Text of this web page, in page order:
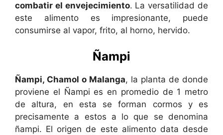
combatir el envejecimiento. La versatilidad de
este alimento es impresionante, puede
consumirse al vapor, frito, al horno, hervido.
Ñampi
Ñampi, Chamol o Malanga, la planta de donde
proviene el Ñampi es en promedio de 1 metro
de altura, en esta se forman cormos y es
precisamente a estos a lo que se denomina
ñampi. El origen de este alimento data desde